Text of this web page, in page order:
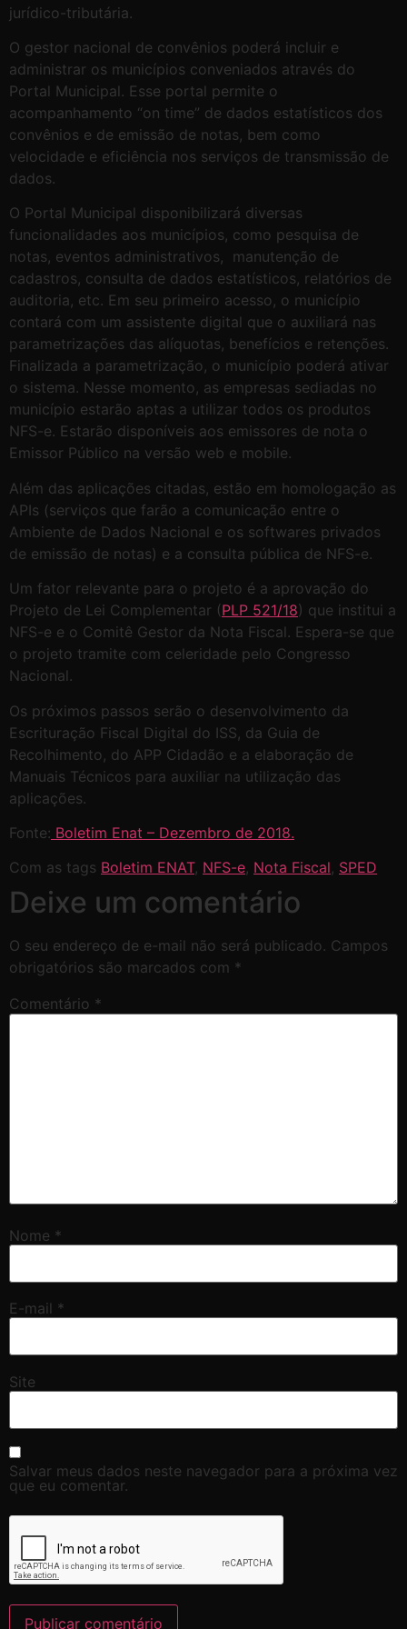
jurídico-tributária.
O gestor nacional de convênios poderá incluir e
administrar os municípios conveniados através do
Portal Municipal. Esse portal permite o
acompanhamento “on time” de dados estatísticos dos
convênios e de emissão de notas, bem como
velocidade e eficiência nos serviços de transmissão de
dados.
O Portal Municipal disponibilizará diversas
funcionalidades aos municípios, como pesquisa de
notas, eventos administrativos, manutenção de
cadastros, consulta de dados estatísticos, relatórios de
auditoria, etc. Em seu primeiro acesso, o município
contará com um assistente digital que o auxiliará nas
parametrizações das alíquotas, benefícios e retenções.
Finalizada a parametrização, o município poderá ativar
o sistema. Nesse momento, as empresas sediadas no
município estarão aptas a utilizar todos os produtos
NFS-e. Estarão disponíveis aos emissores de nota o
Emissor Público na versão web e mobile.
Além das aplicações citadas, estão em homologação as
APIs (serviços que farão a comunicação entre o
Ambiente de Dados Nacional e os softwares privados
de emissão de notas) e a consulta pública de NFS-e.
Um fator relevante para o projeto é a aprovação do
Projeto de Lei Complementar (PLP 521/18) que institui a
NFS-e e o Comitê Gestor da Nota Fiscal. Espera-se que
o projeto tramite com celeridade pelo Congresso
Nacional.
Os próximos passos serão o desenvolvimento da
Escrituração Fiscal Digital do ISS, da Guia de
Recolhimento, do APP Cidadão e a elaboração de
Manuais Técnicos para auxiliar na utilização das
aplicações.
Fonte: Boletim Enat – Dezembro de 2018.
Com as tags Boletim ENAT, NFS-e, Nota Fiscal, SPED
Deixe um comentário
O seu endereço de e-mail não será publicado. Campos
obrigatórios são marcados com *
Comentário *
Nome *
E-mail *
Site
Salvar meus dados neste navegador para a próxima vez
que eu comentar.